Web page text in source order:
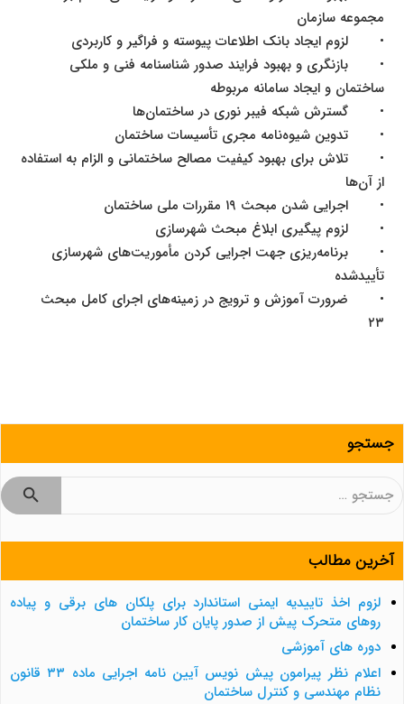
مجموعه سازمان
•لزوم ایجاد بانک اطلاعات پیوسته و فراگیر و کاربردی
•بازنگری و بهبود فرایند صدور شناسنامه فنی و ملکی
ساختمان و ایجاد سامانه مربوطه
•گسترش شبکه فیبر نوری در ساختمان‌ها
•تدوین شیوه‌نامه مجری تأسیسات ساختمان
•تلاش برای بهبود کیفیت مصالح ساختمانی و الزام به استفاده
از آن‌ها
•اجرایی شدن مبحث ۱۹ مقررات ملی ساختمان
•لزوم پیگیری ابلاغ مبحث شهرسازی
•برنامه‌ریزی جهت اجرایی کردن مأموریت‌های شهرسازی
تأییدشده
• ضرورت آموزش و ترویج در زمینه‌های اجرای کامل مبحث
۲۳
جستجو
جستجو
آخرین مطالب
لزوم اخذ تاییدیه ایمنی استاندارد برای پلکان های برقی و پیاده
روهای متحرک پیش از صدور پایان کار ساختمان
دوره های آموزشی
اعلام نظر پیرامون پیش نویس آیین نامه اجرایی ماده ۳۳ قانون
نظام مهندسی و کنترل ساختمان